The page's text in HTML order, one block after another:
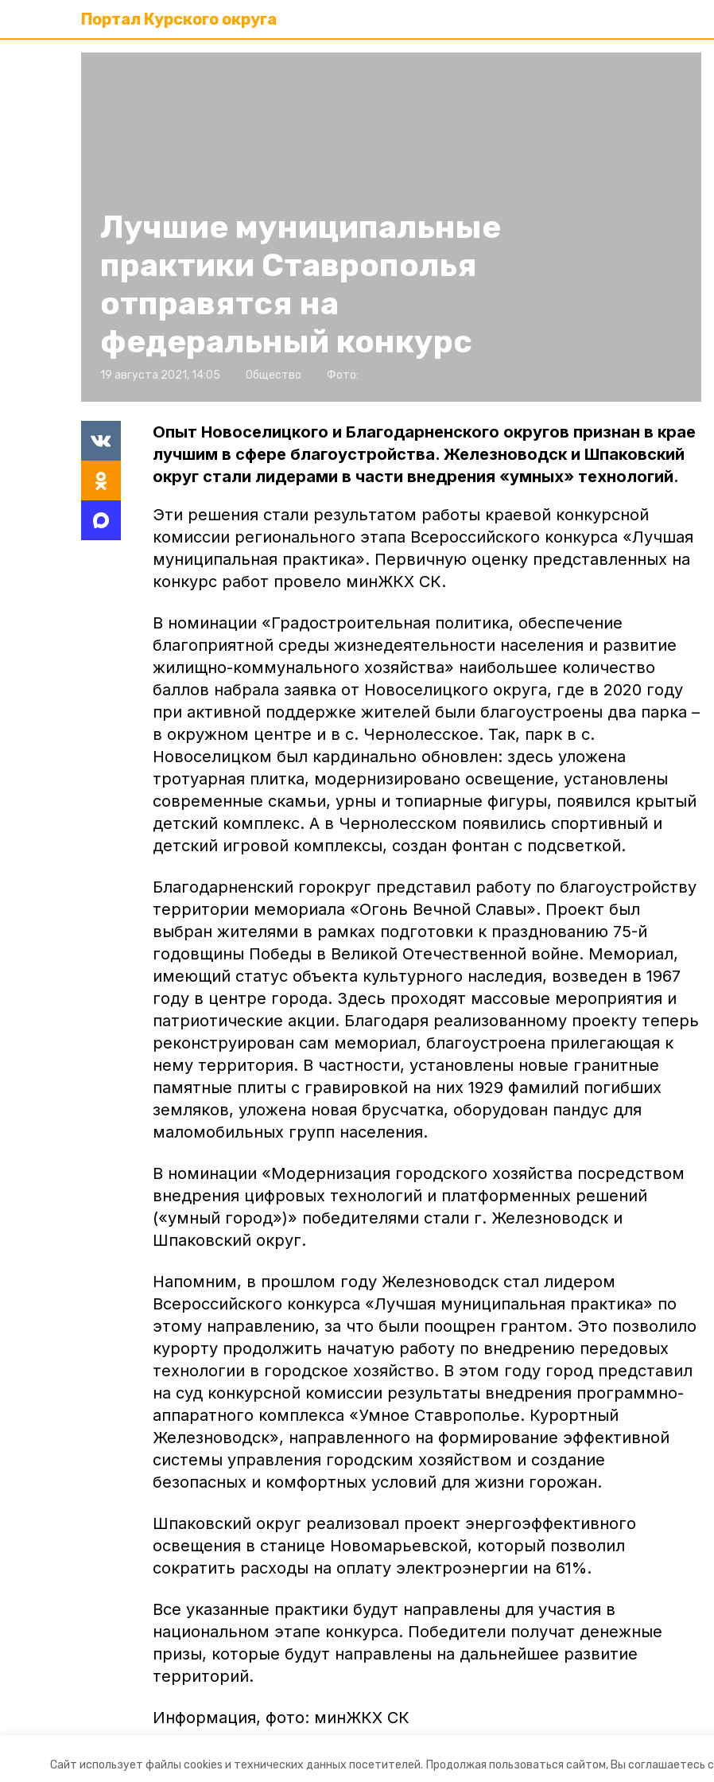
Сайт использует файлы cookies и технических данных посетителей. Продолжая пользоваться сайтом, Вы соглашаетесь с
Портал Курского округа
Лучшие муниципальные
практики Ставрополья
отправятся на
федеральный конкурс
19 августа 2021, 14:05 Общество Фото:
Опыт Новоселицкого и Благодарненского округов признан в крае
лучшим в сфере благоустройства. Железноводск и Шпаковский
округ стали лидерами в части внедрения «умных» технологий.
Эти решения стали результатом работы краевой конкурсной
комиссии регионального этапа Всероссийского конкурса «Лучшая
муниципальная практика». Первичную оценку представленных на
конкурс работ провело минЖКХ СК.
В номинации «Градостроительная политика, обеспечение
благоприятной среды жизнедеятельности населения и развитие
жилищно-коммунального хозяйства» наибольшее количество
баллов набрала заявка от Новоселицкого округа, где в 2020 году
при активной поддержке жителей были благоустроены два парка –
в окружном центре и в с. Чернолесское. Так, парк в с.
Новоселицком был кардинально обновлен: здесь уложена
тротуарная плитка, модернизировано освещение, установлены
современные скамьи, урны и топиарные фигуры, появился крытый
детский комплекс. А в Чернолесском появились спортивный и
детский игровой комплексы, создан фонтан с подсветкой.
Благодарненский горокруг представил работу по благоустройству
территории мемориала «Огонь Вечной Славы». Проект был
выбран жителями в рамках подготовки к празднованию 75-й
годовщины Победы в Великой Отечественной войне. Мемориал,
имеющий статус объекта культурного наследия, возведен в 1967
году в центре города. Здесь проходят массовые мероприятия и
патриотические акции. Благодаря реализованному проекту теперь
реконструирован сам мемориал, благоустроена прилегающая к
нему территория. В частности, установлены новые гранитные
памятные плиты с гравировкой на них 1929 фамилий погибших
земляков, уложена новая брусчатка, оборудован пандус для
маломобильных групп населения.
В номинации «Модернизация городского хозяйства посредством
внедрения цифровых технологий и платформенных решений
(«умный город»)» победителями стали г. Железноводск и
Шпаковский округ.
Напомним, в прошлом году Железноводск стал лидером
Всероссийского конкурса «Лучшая муниципальная практика» по
этому направлению, за что были поощрен грантом. Это позволило
курорту продолжить начатую работу по внедрению передовых
технологии в городское хозяйство. В этом году город представил
на суд конкурсной комиссии результаты внедрения программно-
аппаратного комплекса «Умное Ставрополье. Курортный
Железноводск», направленного на формирование эффективной
системы управления городским хозяйством и создание
безопасных и комфортных условий для жизни горожан.
Шпаковский округ реализовал проект энергоэффективного
освещения в станице Новомарьевской, который позволил
сократить расходы на оплату электроэнергии на 61%.
Все указанные практики будут направлены для участия в
национальном этапе конкурса. Победители получат денежные
призы, которые будут направлены на дальнейшее развитие
территорий.
Информация, фото: минЖКХ СК